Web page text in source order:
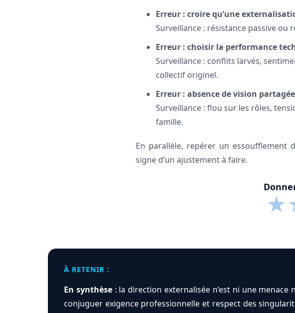
Erreur : croire qu’une
Surveillance : résistance passive ou
Erreur : choisir la performance
Surveillance : conflits larvés,
collectif originel.
Erreur : absence de vision
Surveillance : flou sur les rôles,
famille.
En parallèle, repérer un essoufflement
signe d’un ajustement à faire.
★
À RETENIR :
En synthèse: la direction externalisée n’est ni une
conjuguer exigence professionnelle et respect des